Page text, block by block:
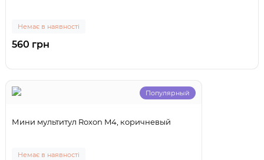
Немає в наявності
560 грн
Популярный
Мини мультитул Roxon M4, коричневый
Немає в наявності